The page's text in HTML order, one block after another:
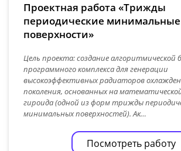
Проектная работа «Трижды
периодические минимальные
поверхности»
Цель проекта: создание алгоритмической
программного комплекса для генерации
высокоэффективных радиаторов
поколения, основанных на
гироида (одной из форм трижды
минимальных поверхностей). Ак…
Посмотреть работу